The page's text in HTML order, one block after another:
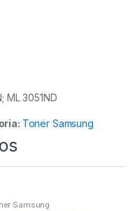
ML 3051ND
Toner Samsung
Samsung